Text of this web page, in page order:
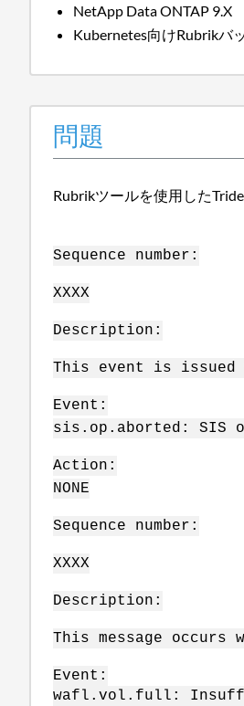
NetApp Data ONTAP 9.X
Kubernetes向けRubrikバ
問題
Rubrikツールを使用した
Sequence number:
XXXX
Description:
This event is issued
Event:
sis.op.aborted: SIS
Action:
NONE
Sequence number:
XXXX
Description:
This message
Event:
wafl.vol.full: